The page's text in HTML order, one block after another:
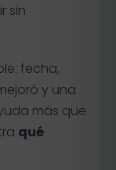
sin
fecha,
y una
más que
qué